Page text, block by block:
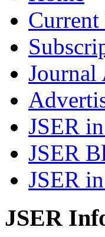
Current
Journal
JSER
JSER
JSER
JSER